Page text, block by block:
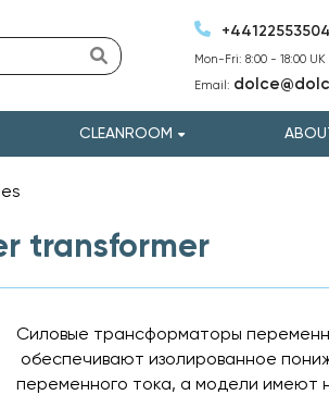
Mon-Fri: 8:00 - 18:00 UK
Email:
CLEANROOM
transformer
Силовые трансформаторы
обеспечивают изолированное
переменного тока, а модели имеют